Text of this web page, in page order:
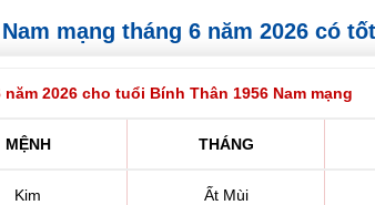
mạng tháng 6 năm 2026 có
2026 cho tuổi Bính Thân 1956 Nam mạng
MỆNH THÁNG
Kim Ất Mùi